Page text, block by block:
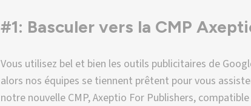
#1: Basculer vers la CMP
Vous utilisez bel et bien les outils publicitaires de
alors nos équipes se tiennent prêtent pour vous
notre nouvelle CMP, Axeptio For Publishers,